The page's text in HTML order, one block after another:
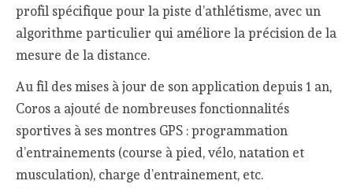
profil spécifique pour la piste d’athlétisme, avec un
algorithme particulier qui améliore la précision de la
mesure de la distance.
Au fil des mises à jour de son application depuis 1 an,
Coros a ajouté de nombreuses fonctionnalités
sportives à ses montres GPS : programmation
d’entrainements (course à pied, vélo, natation et
musculation), charge d’entrainement, etc.